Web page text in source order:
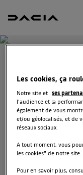
OFFRE
Nous nous tenons
l’offre la plus
adaptées à votre
Les cookies, ça
Notre site et ses
l'audience et la
également de vous
et/ou géolocalisés, et de
réseaux sociaux.
A tout moment, vous
les cookies" de notre site.
Pour en savoir plus,